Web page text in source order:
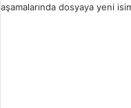
aşamalarında dosyaya yeni